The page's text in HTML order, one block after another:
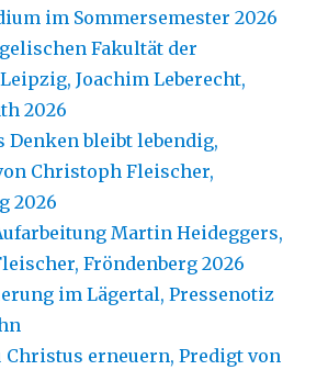
im Sommersemester 2026
Fakultät der
Joachim Leberecht,
2026
Denken bleibt lebendig,
Christoph Fleischer,
2026
Martin Heideggers,
Fröndenberg 2026
im Lägertal, Pressenotiz
Christus erneuern, Predigt von